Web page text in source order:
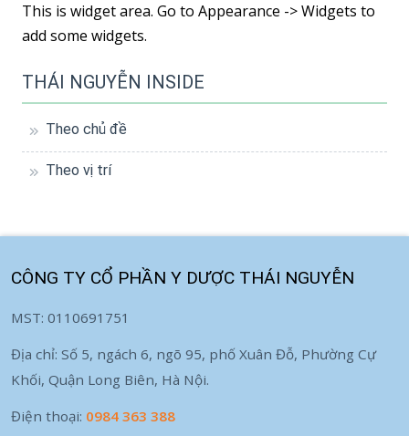
This is widget area. Go to Appearance -> Widgets to
add some widgets.
THÁI NGUYỄN INSIDE
Theo chủ đề
Theo vị trí
CÔNG TY CỔ PHẦN Y DƯỢC THÁI NGUYỄN
MST: 0110691751
Địa chỉ: Số 5, ngách 6, ngõ 95, phố Xuân Đỗ, Phường Cự
Khối, Quận Long Biên, Hà Nội.
Điện thoại: 0984 363 388